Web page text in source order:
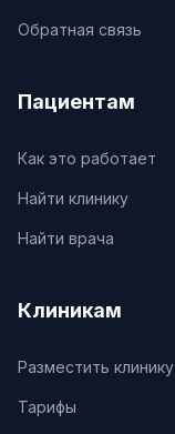
Обратная связь
Пациентам
Как это работает
Найти клинику
Найти врача
Клиникам
Разместить клинику
Тарифы